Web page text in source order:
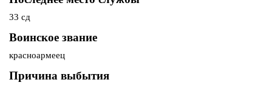
33 сд
Воинское звание
красноармеец
Причина выбытия